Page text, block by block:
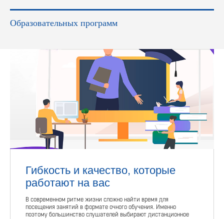
Образовательных программ
Гибкость и качество, которые
работают на вас
В современном ритме жизни сложно найти время для
посещения занятий в формате очного обучения. Именно
поэтому большинство слушателей выбирают дистанционное